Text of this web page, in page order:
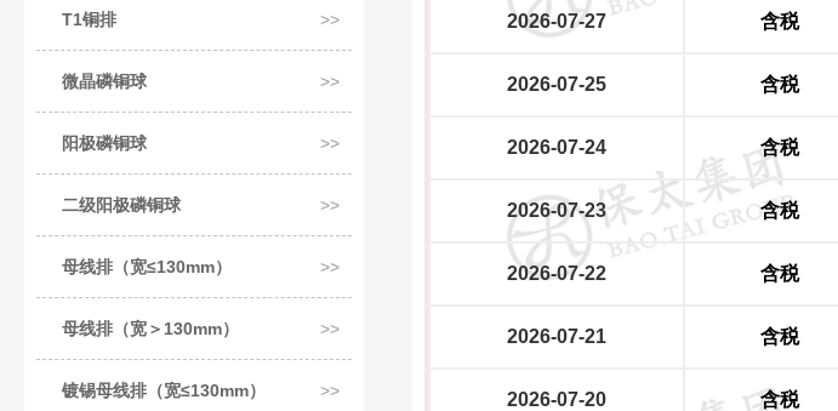
T1铜排
微晶磷铜球
阳极磷铜球
二级阳极磷铜球
母线排（宽≤130mm）
母线排（宽＞130mm）
镀锡母线排（宽≤130mm）
2026-07-27 含税
2026-07-25 含税
2026-07-24 含税
2026-07-23 含税
2026-07-22 含税
2026-07-21 含税
2026-07-20 含税